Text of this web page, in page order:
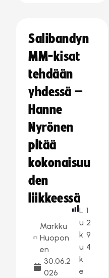
Salibandyn
MM-kisat
tehdään
yhdessä –
Hanne
Nyrönen
pitää
kokonaisuu
den
liikkeessä
Markku
Huopon
en
30.06.2
026
L
u
k
u
k
e
1
2
9
4